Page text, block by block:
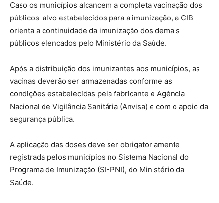
Caso os municípios alcancem a completa vacinação dos
públicos-alvo estabelecidos para a imunização, a CIB
orienta a continuidade da imunização dos demais
públicos elencados pelo Ministério da Saúde.
Após a distribuição dos imunizantes aos municípios, as
vacinas deverão ser armazenadas conforme as
condições estabelecidas pela fabricante e Agência
Nacional de Vigilância Sanitária (Anvisa) e com o apoio da
segurança pública.
A aplicação das doses deve ser obrigatoriamente
registrada pelos municípios no Sistema Nacional do
Programa de Imunização (SI-PNI), do Ministério da
Saúde.